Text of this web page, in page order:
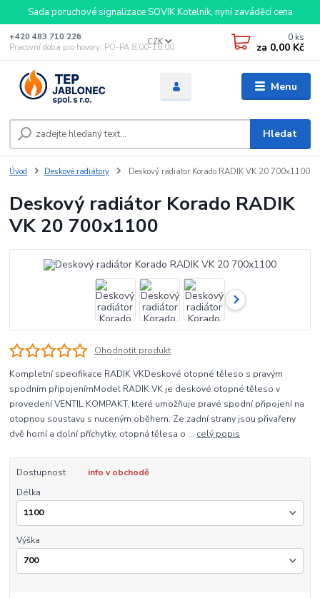
Sada poruchové signalizace SOVIK Kotelník, nyní zaváděcí cena
Menu
CZK
Hledat
+420 483 710 226
Pracovní doba pro hovory: PO-PA 8,00-16,00
0 ks
za 0,00 Kč
Úvod Deskové radiátory Deskový radiátor Korado RADIK VK 20 700x1100
Deskový radiátor Korado RADIK
VK 20 700x1100
Ohodnotit produkt
Kompletní specifikace RADIK VKDeskové otopné těleso s pravým
spodním připojenímModel RADIK VK je deskové otopné těleso v
provedení VENTIL KOMPAKT, které umožňuje pravé spodní připojení na
otopnou soustavu s nuceným oběhem. Ze zadní strany jsou přivařeny
dvě horní a dolní příchytky, otopná tělesa o ... celý popis
Dostupnost
info v obchodě
Délka
Výška